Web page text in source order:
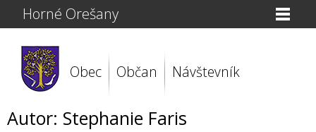
Horné Orešany
Obec Občan Návštevník
Autor: Stephanie Faris